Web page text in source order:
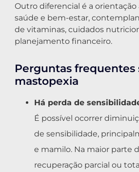
Outro diferencial é a orientação
saúde e bem-estar,
de vitaminas, cuidados
planejamento financeiro.
Perguntas frequentes
mastopexia
Há perda de
É possível ocorrer
de sensibilidade,
e mamilo. Na maior parte
recuperação parcial ou